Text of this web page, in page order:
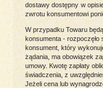
dostawy dostępny w
zwrotu konsumentowi
W przypadku Towaru
konsumenta - rozpoczęło
konsument, który
żądania, ma obowiązek
umowy. Kwotę zapłaty
świadczenia, z
Jeżeli cena lub